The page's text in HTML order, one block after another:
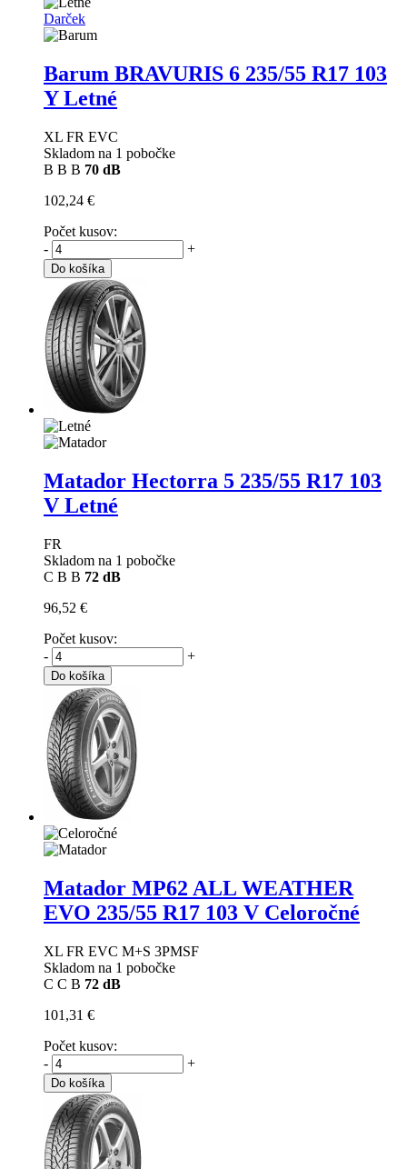
Darček
Barum BRAVURIS 6 235/55 R17 103
Y Letné
XL FR EVC
Skladom na 1 pobočke
B B B 70 dB
102,24 €
Počet kusov:
-
+
Do košíka
Matador Hectorra 5 235/55 R17 103
V Letné
FR
Skladom na 1 pobočke
C B B 72 dB
96,52 €
Počet kusov:
-
+
Do košíka
Matador MP62 ALL WEATHER
EVO 235/55 R17 103 V Celoročné
XL FR EVC M+S 3PMSF
Skladom na 1 pobočke
C C B 72 dB
101,31 €
Počet kusov:
-
+
Do košíka